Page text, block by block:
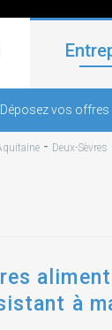
Déposez vos offres
- Deux-Sèvres
à